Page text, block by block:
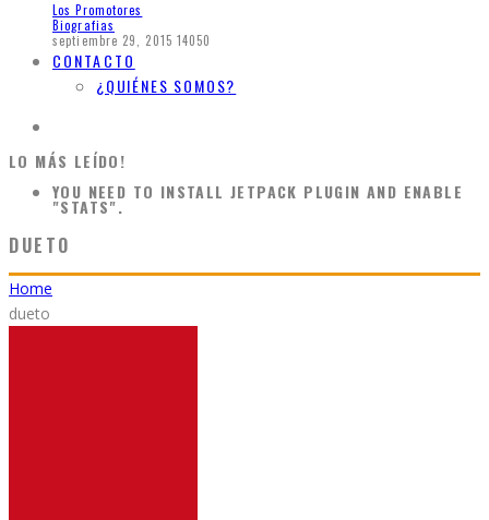
Los Promotores
Biografias
septiembre 29, 2015 14050
CONTACTO
¿QUIÉNES SOMOS?
LO MÁS LEÍDO!
YOU NEED TO INSTALL JETPACK PLUGIN AND ENABLE
"STATS".
DUETO
Home
dueto